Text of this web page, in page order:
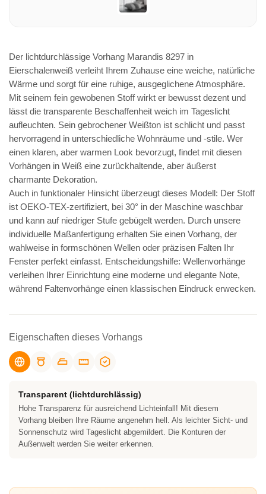
Der lichtdurchlässige Vorhang Marandis 8297 in
Eierschalenweiß verleiht Ihrem Zuhause eine weiche, natürliche
Wärme und sorgt für eine ruhige, ausgeglichene Atmosphäre.
Mit seinem fein gewobenen Stoff wirkt er bewusst dezent und
lässt die transparente Beschaffenheit weich im Tageslicht
aufleuchten. Sein gebrochener Weißton ist schlicht und passt
hervorragend in unterschiedliche Wohnräume und -stile. Wer
einen klaren, aber warmen Look bevorzugt, findet mit diesen
Vorhängen in Weiß eine zurückhaltende, aber äußerst
charmante Dekoration.
Auch in funktionaler Hinsicht überzeugt dieses Modell: Der Stoff
ist OEKO-TEX-zertifiziert, bei 30° in der Maschine waschbar
und kann auf niedriger Stufe gebügelt werden. Durch unsere
individuelle Maßanfertigung erhalten Sie einen Vorhang, der
wahlweise in formschönen Wellen oder präzisen Falten Ihr
Fenster perfekt einfasst. Entscheidungshilfe: Wellenvorhänge
verleihen Ihrer Einrichtung eine moderne und elegante Note,
während Faltenvorhänge einen klassischen Eindruck erwecken.
Eigenschaften dieses Vorhangs
Transparent (lichtdurchlässig)
Hohe Transparenz für ausreichend Lichteinfall! Mit diesem
Vorhang bleiben Ihre Räume angenehm hell. Als leichter Sicht- und
Sonnenschutz wird Tageslicht abgemildert. Die Konturen der
Außenwelt werden Sie weiter erkennen.